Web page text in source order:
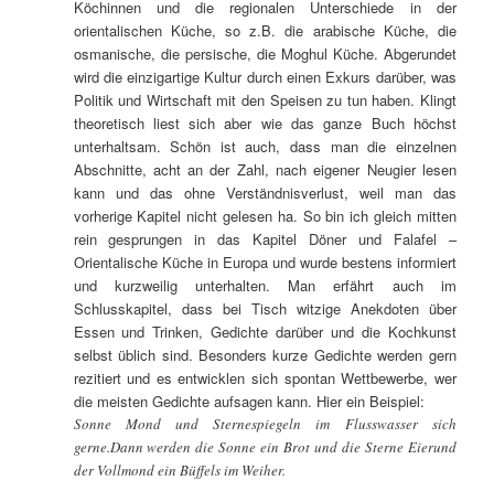
Köchinnen und die regionalen Unterschiede in der
orientalischen Küche, so z.B. die arabische Küche, die
osmanische, die persische, die Moghul Küche. Abgerundet
wird die einzigartige Kultur durch einen Exkurs darüber, was
Politik und Wirtschaft mit den Speisen zu tun haben. Klingt
theoretisch liest sich aber wie das ganze Buch höchst
unterhaltsam. Schön ist auch, dass man die einzelnen
Abschnitte, acht an der Zahl, nach eigener Neugier lesen
kann und das ohne Verständnisverlust, weil man das
vorherige Kapitel nicht gelesen ha. So bin ich gleich mitten
rein gesprungen in das Kapitel Döner und Falafel –
Orientalische Küche in Europa und wurde bestens informiert
und kurzweilig unterhalten. Man erfährt auch im
Schlusskapitel, dass bei Tisch witzige Anekdoten über
Essen und Trinken, Gedichte darüber und die Kochkunst
selbst üblich sind. Besonders kurze Gedichte werden gern
rezitiert und es entwicklen sich spontan Wettbewerbe, wer
die meisten Gedichte aufsagen kann. Hier ein Beispiel:
Sonne Mond und Sternespiegeln im Flusswasser sich
gerne.Dann werden die Sonne ein Brot und die Sterne Eierund
der Vollmond ein Büffels im Weiher.